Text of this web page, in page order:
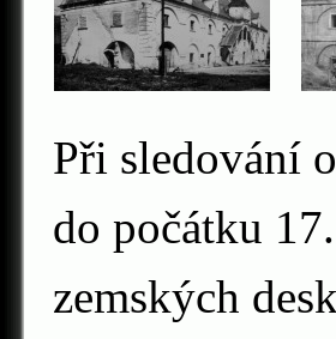
Při sledování
do počátku
zemských